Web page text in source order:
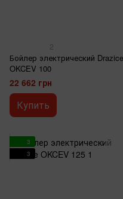
2
Бойлер электрический Drazice
OKCEV 100
22 662 грн
Купить
3
3